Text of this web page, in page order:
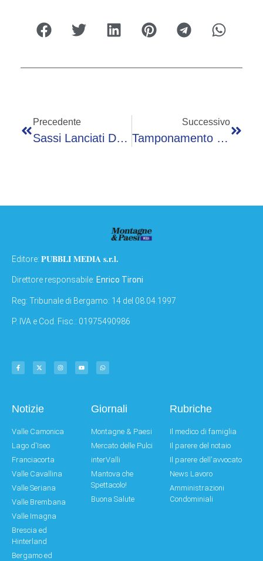
Precedente
Sassi Lanciati Dal Cavalcavia. Evitata Una Tragedia
Successivo
Tamponamento Sulla Statale 38: Strada Chiusa A Sondalo. 10 Feriti Alcuni Gravi. Coinvolti Anche Tre Bimbi Di 1, 3 E 5 Anni
Editore: PUBBLI MEDIA s.r.l.
Direttore responsabile: Enrico Tironi
Reg: Tribunale di Bergamo: 14 del 08.04.1997
P. IVA e Cod. Fisc.: 01975490986
Notizie
Valle Camonica
Lago d'Iseo
Franciacorta
Valle Cavallina
Valle Seriana
Valle Brembana
Valle Imagna
Brescia ed
Hinterland
Bergamo ed
Giornali
Montagne & Paesi
Mercato delle Pulci
interValli
Mantova che
Spettacolo!
Buona Salute
Rubriche
Il medico di famiglia
Il parere del notaio
Il parere dell'avvocato
News Lavoro
Amministrazioni
Condominiali